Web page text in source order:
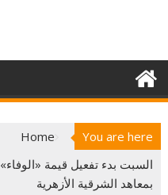
You are here
Home
السبت بدء تفعيل قيمة
بمعاهد الشرقية الأزهرية